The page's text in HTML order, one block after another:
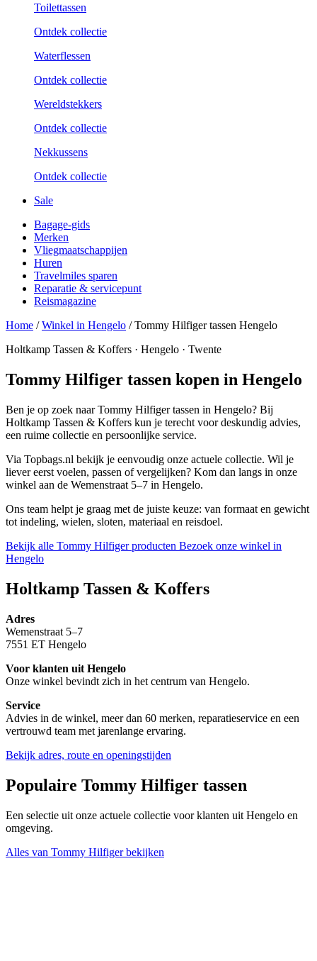
Toilettassen
Ontdek collectie
Waterflessen
Ontdek collectie
Wereldstekkers
Ontdek collectie
Nekkussens
Ontdek collectie
Sale
Bagage-gids
Merken
Vliegmaatschappijen
Huren
Travelmiles sparen
Reparatie & servicepunt
Reismagazine
Home / Winkel in Hengelo / Tommy Hilfiger tassen Hengelo
Holtkamp Tassen & Koffers · Hengelo · Twente
Tommy Hilfiger tassen kopen in Hengelo
Ben je op zoek naar Tommy Hilfiger tassen in Hengelo? Bij
Holtkamp Tassen & Koffers kun je terecht voor deskundig advies,
een ruime collectie en persoonlijke service.
Via Topbags.nl bekijk je eenvoudig onze actuele collectie. Wil je
liever eerst voelen, passen of vergelijken? Kom dan langs in onze
winkel aan de Wemenstraat 5–7 in Hengelo.
Ons team helpt je graag met de juiste keuze: van formaat en gewicht
tot indeling, wielen, sloten, materiaal en reisdoel.
Bekijk alle Tommy Hilfiger producten Bezoek onze winkel in
Hengelo
Holtkamp Tassen & Koffers
Adres
Wemenstraat 5–7
7551 ET Hengelo
Voor klanten uit Hengelo
Onze winkel bevindt zich in het centrum van Hengelo.
Service
Advies in de winkel, meer dan 60 merken, reparatieservice en een
vertrouwd team met jarenlange ervaring.
Bekijk adres, route en openingstijden
Populaire Tommy Hilfiger tassen
Een selectie uit onze actuele collectie voor klanten uit Hengelo en
omgeving.
Alles van Tommy Hilfiger bekijken